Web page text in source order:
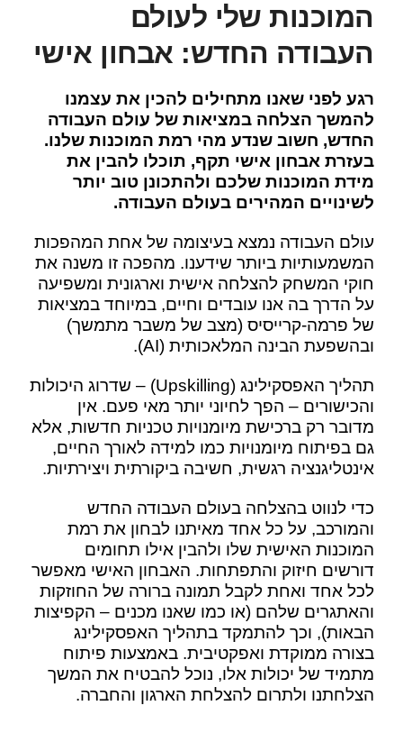
המוכנות שלי לעולם
העבודה החדש: אבחון אישי
רגע לפני שאנו מתחילים להכין את עצמנו
להמשך הצלחה במציאות של עולם העבודה
החדש, חשוב שנדע מהי רמת המוכנות שלנו.
בעזרת אבחון אישי תקף, תוכלו להבין את
מידת המוכנות שלכם ולהתכונן טוב יותר
לשינויים המהירים בעולם העבודה.
עולם העבודה נמצא בעיצומה של אחת המהפכות
המשמעותיות ביותר שידענו. מהפכה זו משנה את
חוקי המשחק להצלחה אישית וארגונית ומשפיעה
על הדרך בה אנו עובדים וחיים, במיוחד במציאות
של פרמה-קרייסיס (מצב של משבר מתמשך)
ובהשפעת הבינה המלאכותית (AI).
תהליך האפסקילינג (Upskilling) – שדרוג היכולות
והכישורים – הפך לחיוני יותר מאי פעם. אין
מדובר רק ברכישת מיומנויות טכניות חדשות, אלא
גם בפיתוח מיומנויות כמו למידה לאורך החיים,
אינטליגנציה רגשית, חשיבה ביקורתית ויצירתיות.
כדי לנווט בהצלחה בעולם העבודה החדש
והמורכב, על כל אחד מאיתנו לבחון את רמת
המוכנות האישית שלו ולהבין אילו תחומים
דורשים חיזוק והתפתחות. האבחון האישי מאפשר
לכל אחד ואחת לקבל תמונה ברורה של החוזקות
והאתגרים שלהם (או כמו שאנו מכנים – הקפיצות
הבאות), וכך להתמקד בתהליך האפסקילינג
בצורה ממוקדת ואפקטיבית. באמצעות פיתוח
מתמיד של יכולות אלו, נוכל להבטיח את המשך
הצלחתנו ולתרום להצלחת הארגון והחברה.